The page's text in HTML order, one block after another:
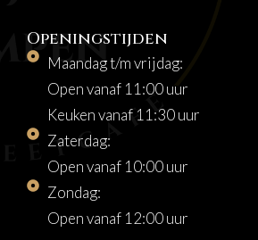
Openingstijden
Maandag t/m vrijdag:
Open vanaf 11:00 uur
Keuken vanaf 11:30 uur
Zaterdag:
Open vanaf 10:00 uur
Zondag:
Open vanaf 12:00 uur